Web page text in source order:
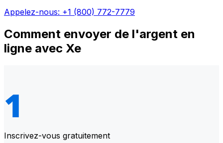
Appelez-nous: +1 (800) 772-7779
Comment envoyer de l'argent en
ligne avec Xe
Inscrivez-vous gratuitement